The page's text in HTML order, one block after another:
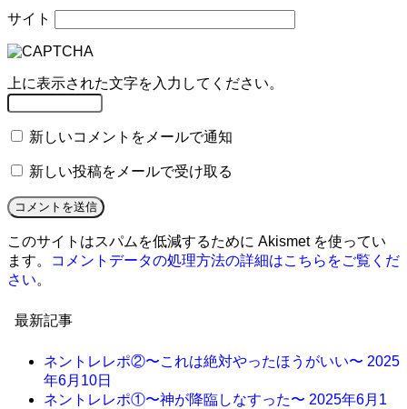
サイト
上に表示された文字を入力してください。
新しいコメントをメールで通知
新しい投稿をメールで受け取る
このサイトはスパムを低減するために Akismet を使ってい
ます。
コメントデータの処理方法の詳細はこちらをご覧くだ
さい。
最新記事
ネントレレポ②〜これは絶対やったほうがいい〜 2025
年6月10日
ネントレレポ①〜神が降臨しなすった〜 2025年6月1